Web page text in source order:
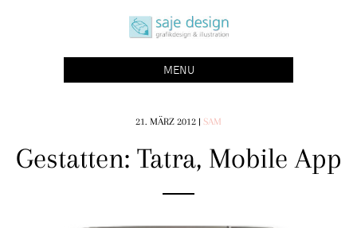
saje design bonn
grafikdesign | buchgestaltung | illustration
MENU
21. MÄRZ 2012 | SAM
Gestatten: Tatra, Mobile App